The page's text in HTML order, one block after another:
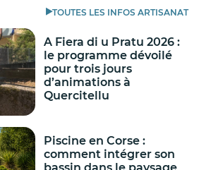
TOUTES LES INFOS ARTISANAT
A Fiera di u Pratu 2026 :
le programme dévoilé
pour trois jours
d’animations à
Quercitellu
Piscine en Corse :
comment intégrer son